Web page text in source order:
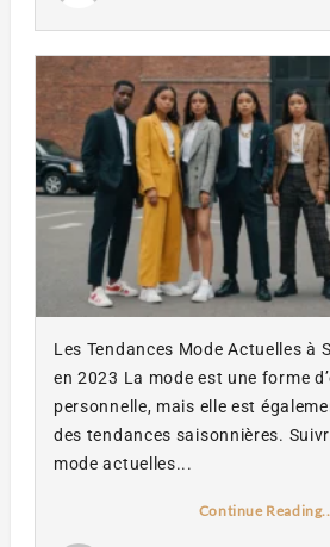
Les Tendances Mode Actuelles à
en 2023 La mode est une forme
personnelle, mais elle est
des tendances saisonnières.
mode actuelles...
Continue